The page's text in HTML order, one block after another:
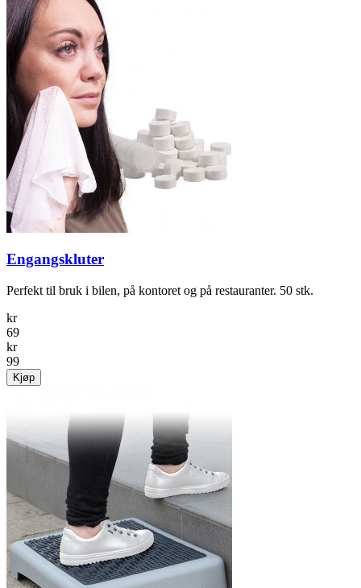
Engangskluter
Perfekt til bruk i bilen, på kontoret og på restauranter. 50 stk.
kr
69
kr
99
Kjøp